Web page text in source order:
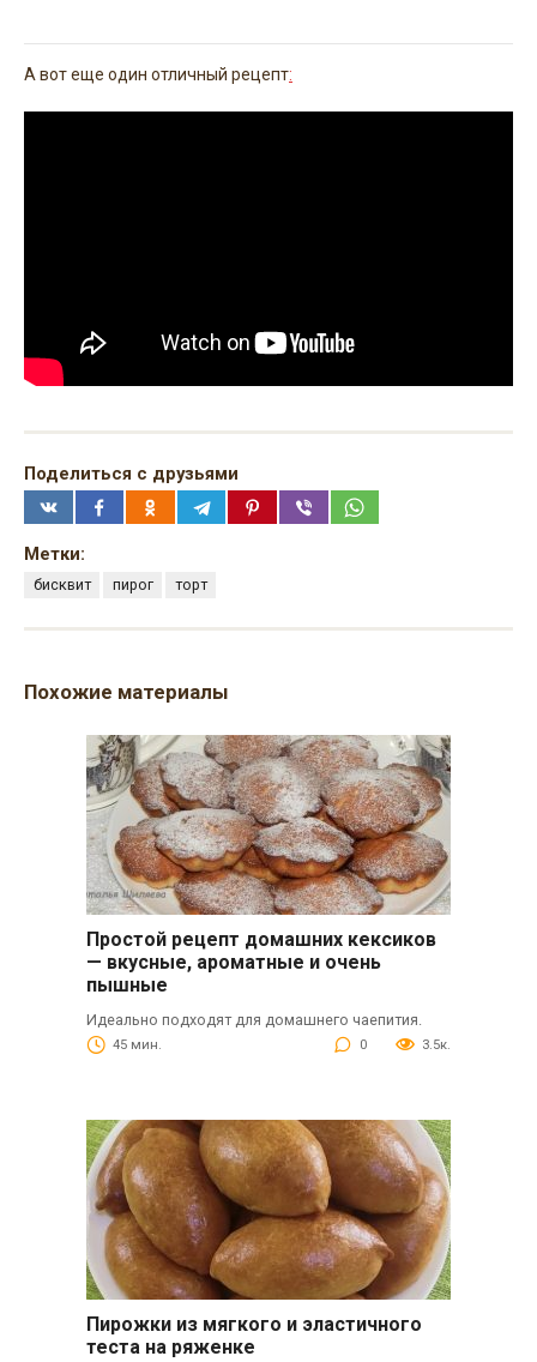
А вот еще один отличный рецепт:
Поделиться с друзьями
Метки:
бисквит пирог торт
Похожие материалы
Простой рецепт домашних кексиков
— вкусные, ароматные и очень
пышные
Идеально подходят для домашнего чаепития.
45 мин. 0 3.5к.
Пирожки из мягкого и эластичного
теста на ряженке